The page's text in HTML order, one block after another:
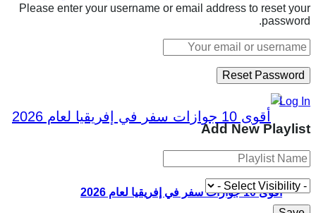
بعد الثورة
أقوى 10 جوازات سفر في إفريقيا لعام 2026
Please enter your username or email address to reset your
password.
Log In
Add New Playlist